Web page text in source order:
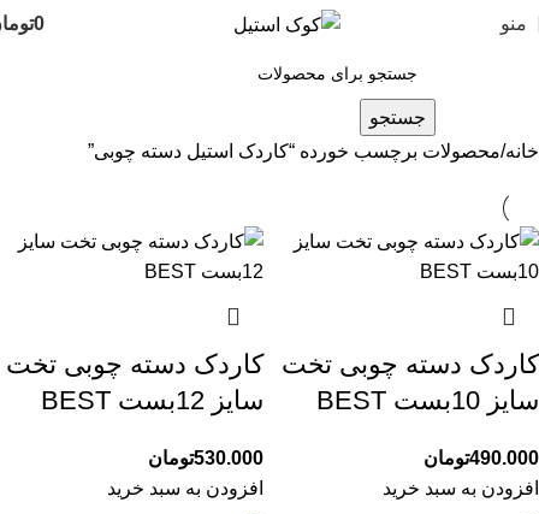
منو 0
جستجو
خانه محصولات برچسب خورده “کاردک استیل دسته چوبی”
کاردک دسته چوبی تخت
سایز 10بست BEST
490.000تومان
افزودن به سبد خرید
کاردک دسته چوبی تخت
سایز 12بست BEST
530.000تومان
افزودن به سبد خرید